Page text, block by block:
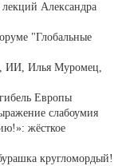
Александра
"Глобальные
ИИ, Илья Муромец,
Европы
слабоумия
жёсткое
кругломордый!